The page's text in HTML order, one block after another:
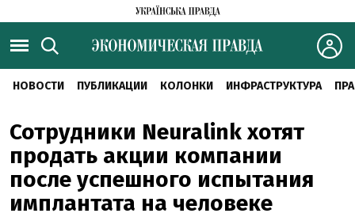
НОВОСТИ ПУБЛИКАЦИИ КОЛОНКИ ИНФРАСТРУКТУРА
Сотрудники Neuralink хотят
продать акции компании
после успешного испытания
имплантата на человеке